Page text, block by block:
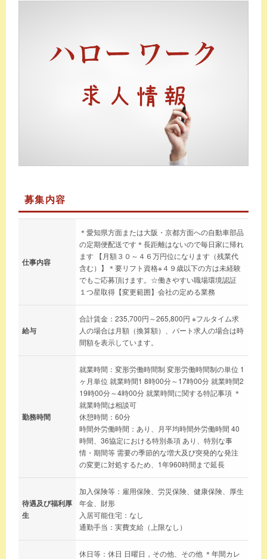
募集内容
仕事内容
＊愛知県方面または大阪・京都方面への自動車部品
の定期便配送です＊長距離はないので毎日家に帰れ
ます 【月額３０～４６万円位になります（残業代
含む）】＊要リフト資格※４９歳以下の方は未経験
でもご応募頂けます。☆働きやすい職場環境認証
１つ星取得【変更範囲】会社の定める業務
給与
合計賃金：235,700円～265,800円 ※フルタイム求
人の場合は月額（換算額）、パート求人の場合は時
間額を表示しています。
勤務時間
就業時間：変形労働時間制 変形労働時間制の単位 1
ヶ月単位 就業時間1 8時00分～17時00分 就業時間2
19時00分～4時00分 就業時間に関する特記事項 ＊
就業時間は相談可
休憩時間：60分
時間外労働時間：あり、月平均時間外労働時間 40
時間、36協定における特別条項 あり、特別な事
情・期間等 需要の季節的な増大及び突発的な発注
の変更に対処するため、1年960時間まで延長
待遇及び福利厚
生
加入保険等：雇用保険、労災保険、健康保険、厚生
年金、財形
入居可能住宅：なし
通勤手当：実費支給（上限なし）
休日等：休日 日曜日，その他、その他 ＊年間カレ